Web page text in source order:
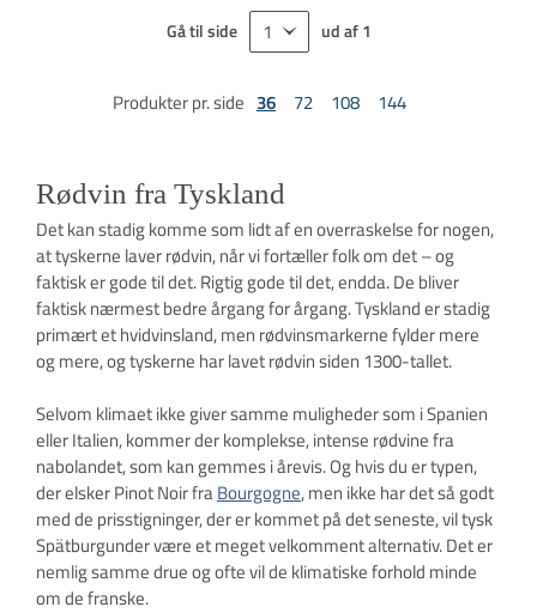
Gå til side ud af 1
Produkter pr. side 36 72 108 144
Rødvin fra Tyskland
Det kan stadig komme som lidt af en overraskelse for nogen,
at tyskerne laver rødvin, når vi fortæller folk om det – og
faktisk er gode til det. Rigtig gode til det, endda. De bliver
faktisk nærmest bedre årgang for årgang. Tyskland er stadig
primært et hvidvinsland, men rødvinsmarkerne fylder mere
og mere, og tyskerne har lavet rødvin siden 1300-tallet.
Selvom klimaet ikke giver samme muligheder som i Spanien
eller Italien, kommer der komplekse, intense rødvine fra
nabolandet, som kan gemmes i årevis. Og hvis du er typen,
der elsker Pinot Noir fraBourgogne, men ikke har det så godt
med de prisstigninger, der er kommet på det seneste, vil tysk
Spätburgunder være et meget velkomment alternativ. Det er
nemlig samme drue og ofte vil de klimatiske forhold minde
om de franske.